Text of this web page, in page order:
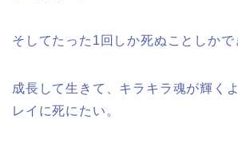
そしてたった1回しか死ぬことしかで
成長して生きて、キラキラ魂が輝く
レイに死にたい。